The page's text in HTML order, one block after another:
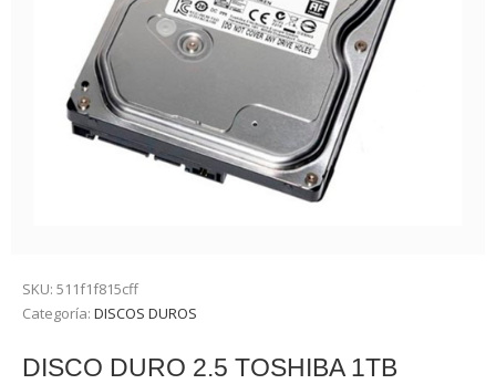
SKU: 511f1f815cff
Categoría: DISCOS DUROS
DISCO DURO 2.5 TOSHIBA 1TB